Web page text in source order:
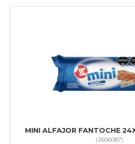
MINI ALFAJOR FANTOCHE
(2606087)